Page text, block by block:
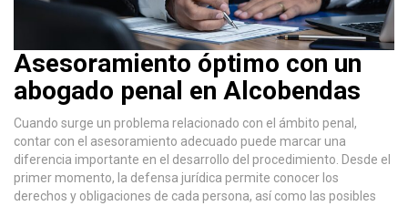
Asesoramiento óptimo con un
abogado penal en Alcobendas
Cuando surge un problema relacionado con el ámbito penal,
contar con el asesoramiento adecuado puede marcar una
diferencia importante en el desarrollo del procedimiento. Desde el
primer momento, la defensa jurídica permite conocer los
derechos y obligaciones de cada persona, así como las posibles